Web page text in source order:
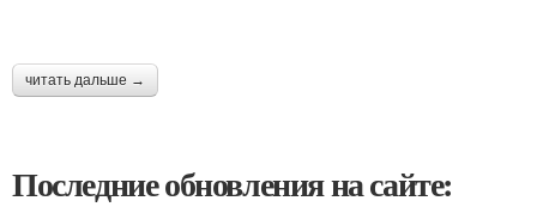
читать дальше →
Последние обновления на сайте: